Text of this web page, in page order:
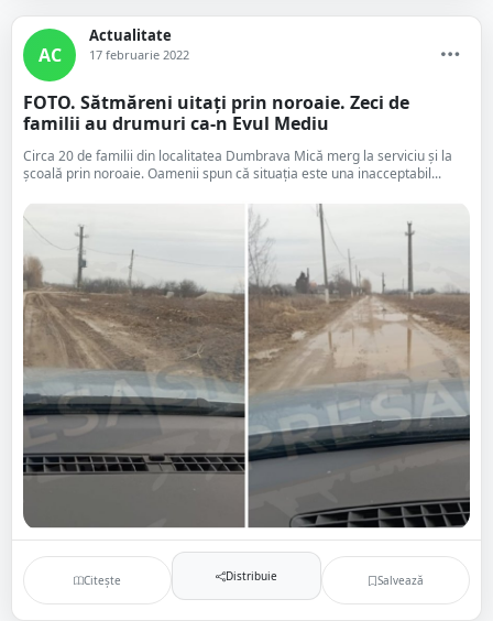
AC
Actualitate
17 februarie 2022
FOTO. Sătmăreni uitați prin noroaie. Zeci de
familii au drumuri ca-n Evul Mediu
Circa 20 de familii din localitatea Dumbrava Mică merg la serviciu și la
școală prin noroaie. Oamenii spun că situația este una inacceptabil...
Citește Distribuie Salvează